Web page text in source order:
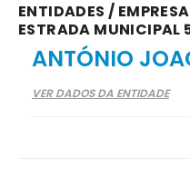
ENTIDADES /
ESTRADA MUNICIPAL
ANTÓNIO
VER DADOS DA ENTIDADE